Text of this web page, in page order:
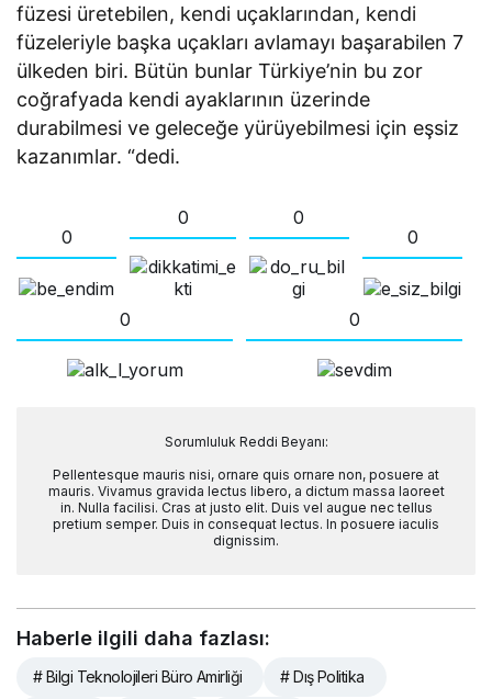
füzesi üretebilen, kendi uçaklarından, kendi
füzeleriyle başka uçakları avlamayı başarabilen 7
ülkeden biri. Bütün bunlar Türkiye’nin bu zor
coğrafyada kendi ayaklarının üzerinde
durabilmesi ve geleceğe yürüyebilmesi için eşsiz
kazanımlar. “dedi.
0
0
0
0
0 0
Sorumluluk Reddi Beyanı:
Pellentesque mauris nisi, ornare quis ornare non, posuere at
mauris. Vivamus gravida lectus libero, a dictum massa laoreet
in. Nulla facilisi. Cras at justo elit. Duis vel augue nec tellus
pretium semper. Duis in consequat lectus. In posuere iaculis
dignissim.
Haberle ilgili daha fazlası:
# Bilgi Teknolojileri Büro Amirliği # Dış Politika